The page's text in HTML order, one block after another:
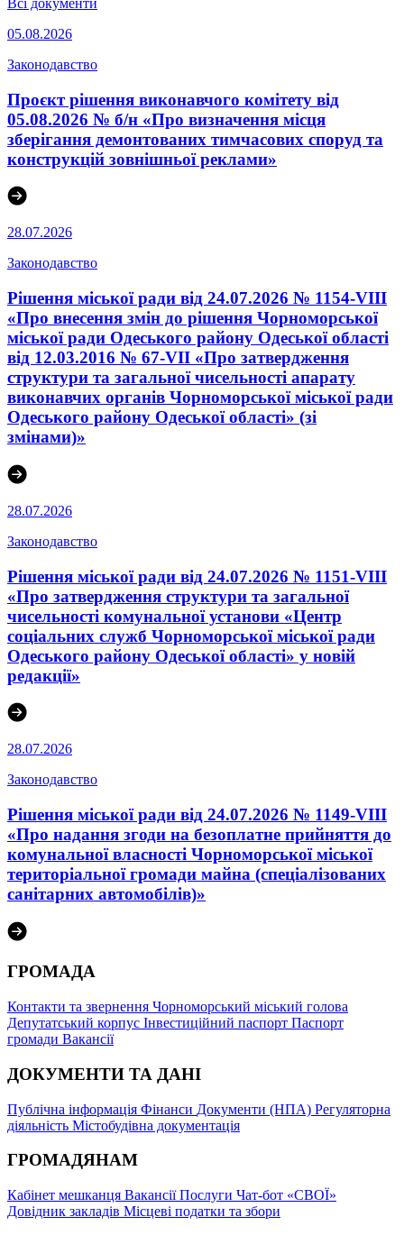
Всі документи
05.08.2026
Законодавство
Проєкт рішення виконавчого комітету від
05.08.2026 № б/н «Про визначення місця
зберігання демонтованих тимчасових споруд та
конструкцій зовнішньої реклами»
28.07.2026
Законодавство
Рішення міської ради від 24.07.2026 № 1154-VIII
«Про внесення змін до рішення Чорноморської
міської ради Одеського району Одеської області
від 12.03.2016 № 67-VІI «Про затвердження
структури та загальної чисельності апарату
виконавчих органів Чорноморської міської ради
Одеського району Одеської області» (зі
змінами)»
28.07.2026
Законодавство
Рішення міської ради від 24.07.2026 № 1151-VIII
«Про затвердження структури та загальної
чисельності комунальної установи «Центр
соціальних служб Чорноморської міської ради
Одеського району Одеської області» у новій
редакції»
28.07.2026
Законодавство
Рішення міської ради від 24.07.2026 № 1149-VIII
«Про надання згоди на безоплатне прийняття до
комунальної власності Чорноморської міської
територіальної громади майна (спеціалізованих
санітарних автомобілів)»
ГРОМАДА
Контакти та звернення Чорноморський міський голова
Депутатський корпус Інвестиційний паспорт Паспорт
громади Вакансії
ДОКУМЕНТИ ТА ДАНІ
Публічна інформація Фінанси Документи (НПА) Регуляторна
діяльність Містобудівна документація
ГРОМАДЯНАМ
Кабінет мешканця ВакансіїПослуги Чат-бот «СВОЇ»
Довідник закладів Місцеві податки та збори